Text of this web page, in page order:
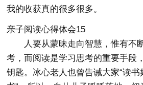
我的收获真的很多很多。
亲子阅读心得体会15
人要从蒙昧走向智慧，惟有不
考，而阅读是学习思考的重要手段
钥匙。冰心老人也曾告诫大家“读